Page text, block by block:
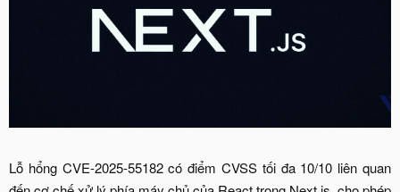
Lỗ hổng CVE-2025-55182 có điểm CVSS tối đa 10/10 liên quan